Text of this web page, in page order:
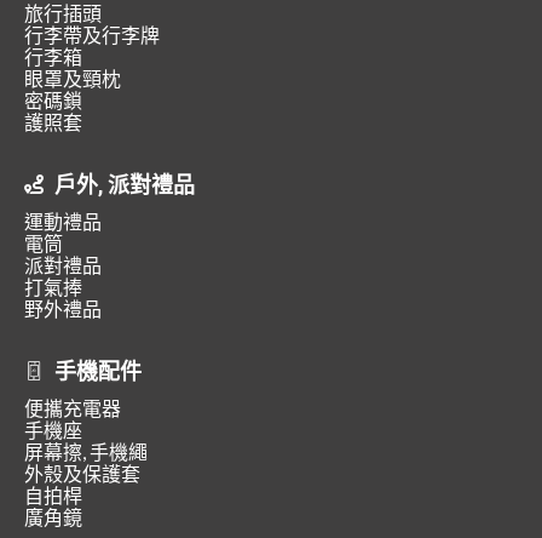
旅行插頭
行李帶及行李牌
行李箱
眼罩及頸枕
密碼鎖
護照套
戶外, 派對禮品
運動禮品
電筒
派對禮品
打氣捧
野外禮品
手機配件
便攜充電器
手機座
屏幕擦, 手機繩
外殼及保護套
自拍桿
廣角鏡